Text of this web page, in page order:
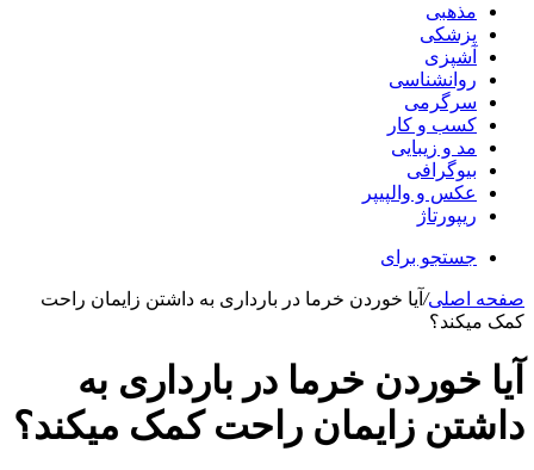
مذهبی
پزشکی
آشپزی
روانشناسی
سرگرمی
کسب و کار
مد و زیبایی
بیوگرافی
عکس و والپیپر
ریپورتاژ
جستجو برای
صفحه اصلی/ آیا خوردن خرما در بارداری به داشتن زایمان راحت
کمک میکند؟
آیا خوردن خرما در بارداری به
داشتن زایمان راحت کمک میکند؟